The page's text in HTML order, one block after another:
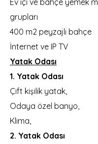
Ev içi ve bahçe yemek
grupları
400 m2 peyzajlı bahçe
İnternet ve IP TV
Yatak Odası
1. Yatak Odası
Çift kişilik yatak,
Odaya özel banyo,
Klima,
2. Yatak Odası